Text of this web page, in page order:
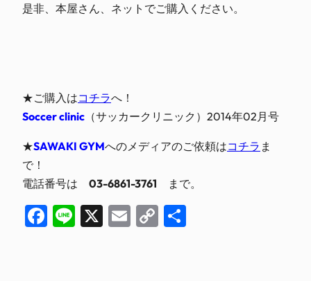
是非、本屋さん、ネットでご購入ください。
★ご購入はコチラへ！
Soccer clinic （サッカークリニック）2014年02月号
★SAWAKI GYMへのメディアのご依頼はコチラ ま
で！
電話番号は 03-6861-3761 まで。
Facebook
Line
X EmailCopy